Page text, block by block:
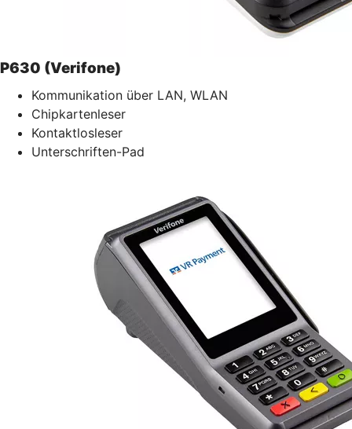
P630 (Verifone)
Kommunikation über LAN, WLAN
Chipkartenleser
Kontaktlosleser
Unterschriften-Pad